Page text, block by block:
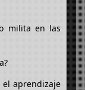
milita en las
aprendizaje